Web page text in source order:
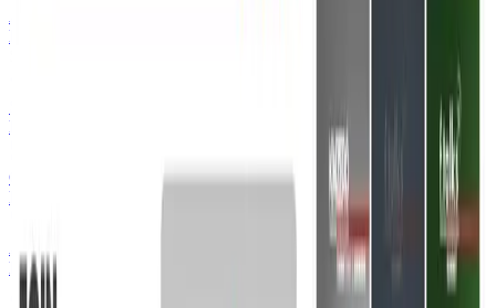
Llamadas gestionadas con IA
Plataformas y apps a tu operativa
CRM/ERP Inteligente
Plataforma a medida con IA
Automatización de Procesos
Flujos inteligentes a medida